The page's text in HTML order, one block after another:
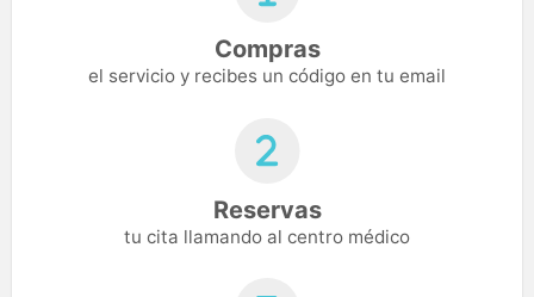
Compras
el servicio y recibes un código en tu email
Reservas
tu cita llamando al centro médico